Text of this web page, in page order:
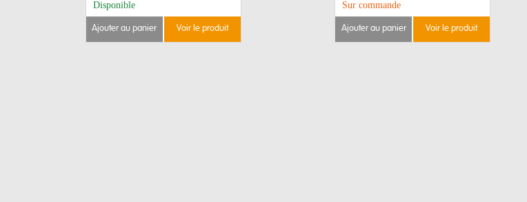
Disponible
ajouter au panier voir le produit
Sur commande
ajouter au panier voir le produit